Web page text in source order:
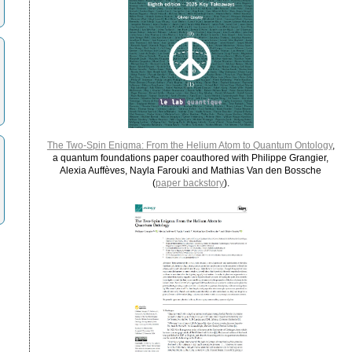
The Two-Spin Enigma: From the Helium Atom to Quantum Ontology,
a quantum foundations paper coauthored with Philippe Grangier,
Alexia Auffèves, Nayla Farouki and Mathias Van den Bossche
(paper backstory).